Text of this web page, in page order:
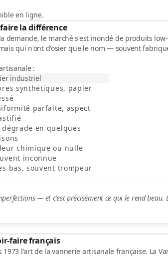
en ligne.
la différence
demande, le marché s'est inondé de produits
qui n'ont d'osier que le nom — souvent
:
industriel
synthétiques, papier
parfaite, aspect
dégrade en quelques
chimique ou nulle
inconnue
bas, souvent trompeur
— et c'est précisément ce qui le rend beau.
faire français
1973 l'art de la vannerie artisanale française. La